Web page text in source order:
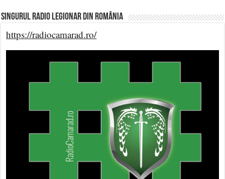
Singurul Radio Legionar din România
https://radiocamarad.ro/